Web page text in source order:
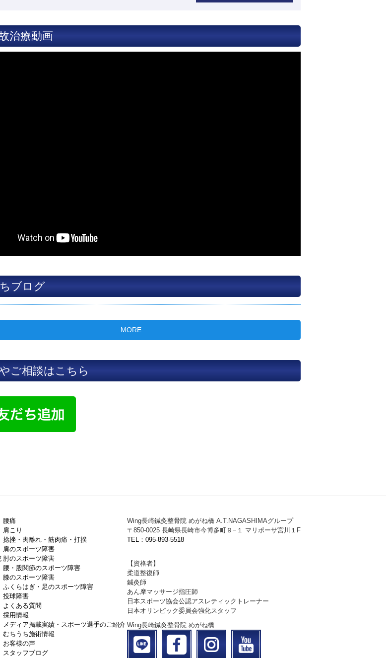
治療動画
ブログ
MORE
ご相談はこちら
腰痛
肩こり
捻挫・肉離れ・筋肉痛・打撲
肩のスポーツ障害
肘のスポーツ障害
腰・股関節のスポーツ障害
膝のスポーツ障害
ふくらはぎ・足のスポーツ障害
投球障害
よくある質問
採用情報
メディア掲載実績・スポーツ選手のご紹介
むちうち施術情報
お客様の声
スタッフブログ
Wing長崎鍼灸整骨院 めがね橋 A.T.NAGASHIMAグループ
〒850-0025 長崎県長崎市今博多町９−１ マリポーサ宮川１F
TEL：095-893-5518
【資格者】
柔道整復師
鍼灸師
あん摩マッサージ指圧師
日本スポーツ協会公認アスレティックトレーナー
日本オリンピック委員会強化スタッフ
Wing長崎鍼灸整骨院 めがね橋